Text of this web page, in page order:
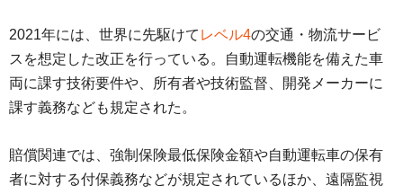
2021年には、世界に先駆けて レベル4の交通・物流サービ
スを想定した改正を行っている。自動運転機能を備えた車
両に課す技術要件や、所有者や技術監督、開発メーカーに
課す義務なども規定された。
賠償関連では、強制保険最低保険金額や自動運転車の保有
者に対する付保義務などが規定されているほか、遠隔監視